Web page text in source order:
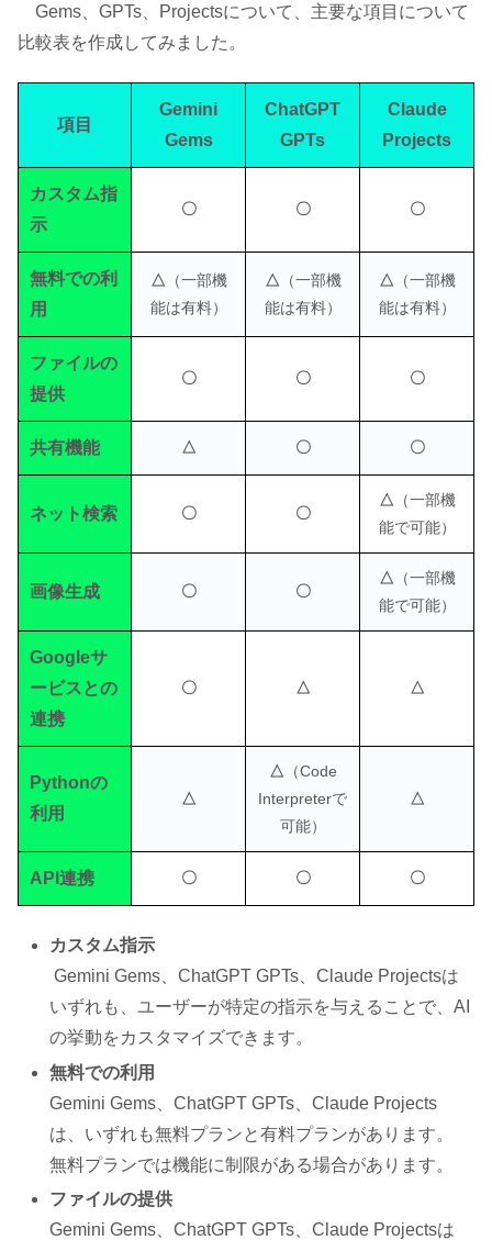
Gems、GPTs、Projectsについて、主要な項目について
比較表を作成してみました。
項目
Gemini
Gems
ChatGPT
GPTs
Claude
Projects
カスタム指
示
〇 〇 〇
無料での利
用
△ （一部機
能は有料）
△ （一部機
能は有料）
△ （一部機
能は有料）
ファイルの
提供
〇 〇 〇
共有機能 △ 〇 〇
ネット検索 〇 〇
△ （一部機
能で可能）
画像生成 〇 〇
△ （一部機
能で可能）
Googleサ
ービスとの
連携
〇 △ △
Pythonの
利用
△
△ （Code
Interpreterで
可能）
△
API連携 〇 〇 〇
カスタム指示
Gemini Gems、ChatGPT GPTs、Claude Projectsは
いずれも、ユーザーが特定の指示を与えることで、AI
の挙動をカスタマイズできます。
無料での利用
Gemini Gems、ChatGPT GPTs、Claude Projects
は、いずれも無料プランと有料プランがあります。
無料プランでは機能に制限がある場合があります。
ファイルの提供
Gemini Gems、ChatGPT GPTs、Claude Projectsは